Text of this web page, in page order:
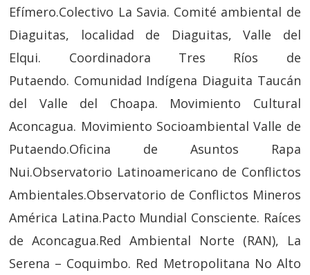
Efímero.Colectivo La Savia. Comité ambiental de
Diaguitas, localidad de Diaguitas, Valle del
Elqui. Coordinadora Tres Ríos de
Putaendo. Comunidad Indígena Diaguita Taucán
del Valle del Choapa. Movimiento Cultural
Aconcagua. Movimiento Socioambiental Valle de
Putaendo.Oficina de Asuntos Rapa
Nui.Observatorio Latinoamericano de Conflictos
Ambientales.Observatorio de Conflictos Mineros
América Latina.Pacto Mundial Consciente. Raíces
de Aconcagua.Red Ambiental Norte (RAN), La
Serena – Coquimbo. Red Metropolitana No Alto